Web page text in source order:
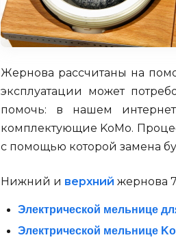
Жернова рассчитаны на
эксплуатации может
помочь: в нашем
комплектующие KoMo.
с помощью которой замена
Нижний и верхний жернова
Электрической мельнице
Электрической мельнице